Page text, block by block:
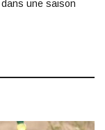
une saison